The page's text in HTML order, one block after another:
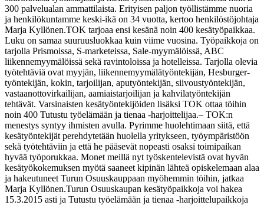
300 palvelualan ammattilaista. Erityisen paljon työllistämme nuoria
ja henkilökuntamme keski-ikä on 34 vuotta, kertoo henkilöstöjohtaja
Marja Kyllönen.TOK tarjoaa ensi kesänä noin 400 kesätyöpaikkaa.
Luku on samaa suuruusluokkaa kuin viime vuosina. Työpaikkoja on
tarjolla Prismoissa, S-marketeissa, Sale-myymälöissä, ABC
liikennemyymälöissä sekä ravintoloissa ja hotelleissa. Tarjolla olevia
työtehtäviä ovat myyjän, liikennemyymälätyöntekijän, Hesburger-
työntekijän, kokin, tarjoilijan, aputyöntekijän, siivoustyöntekijän,
vastaanottovirkailijan, aamiaistarjoilijan ja kahvilatyöntekijän
tehtävät. Varsinaisten kesätyöntekijöiden lisäksi TOK ottaa töihin
noin 400 Tutustu työelämään ja tienaa -harjoittelijaa.– TOK:n
menestys syntyy ihmisten avulla. Pyrimme huolehtimaan siitä, että
kesätyöntekijät perehdytetään huolella yritykseen, työympäristöön
sekä työtehtäviin ja että he pääsevät nopeasti osaksi toimipaikan
hyvää työporukkaa. Monet meillä nyt työskentelevistä ovat hyvän
kesätyökokemuksen myötä saaneet kipinän lähteä opiskelemaan alaa
ja hakeutuneet Turun Osuuskauppaan myöhemmin töihin, jatkaa
Marja Kyllönen.Turun Osuuskaupan kesätyöpaikkoja voi hakea
15.3.2015 asti ja Tutustu työelämään ja tienaa -harjoittelupaikkoja